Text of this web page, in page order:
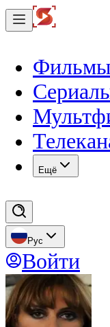
Фильмы
Eщё
Рус
Войти